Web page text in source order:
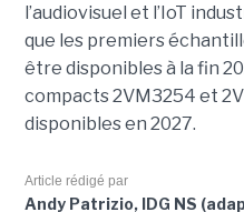
l’audiovisuel et l’IoT
que les premiers
être disponibles à la fin
compacts 2VM3254 et
disponibles en 2027.
Article rédigé par
Andy Patrizio, IDG NS